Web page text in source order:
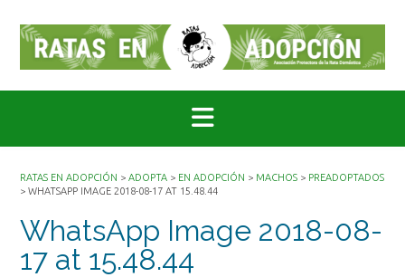
contenido
RATAS EN ADOPCIÓN > ADOPTA > EN ADOPCIÓN > MACHOS > PREADOPTADOS
> WHATSAPP IMAGE 2018-08-17 AT 15.48.44
WhatsApp Image 2018-08-
17 at 15.48.44